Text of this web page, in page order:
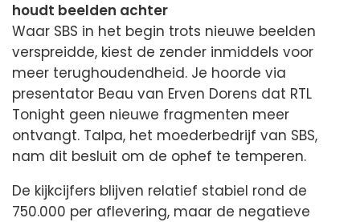
houdt beelden achter
Waar SBS in het begin trots nieuwe beelden
verspreidde, kiest de zender inmiddels voor
meer terughoudendheid. Je hoorde via
presentator Beau van Erven Dorens dat RTL
Tonight geen nieuwe fragmenten meer
ontvangt. Talpa, het moederbedrijf van SBS,
nam dit besluit om de ophef te temperen.
De kijkcijfers blijven relatief stabiel rond de
750.000 per aflevering, maar de negatieve